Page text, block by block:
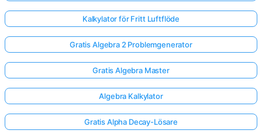
Kalkylator för Fritt Luftflöde
Gratis Algebra 2 Problemgenerator
Gratis Algebra Master
Algebra Kalkylator
Gratis Alpha Decay-Lösare